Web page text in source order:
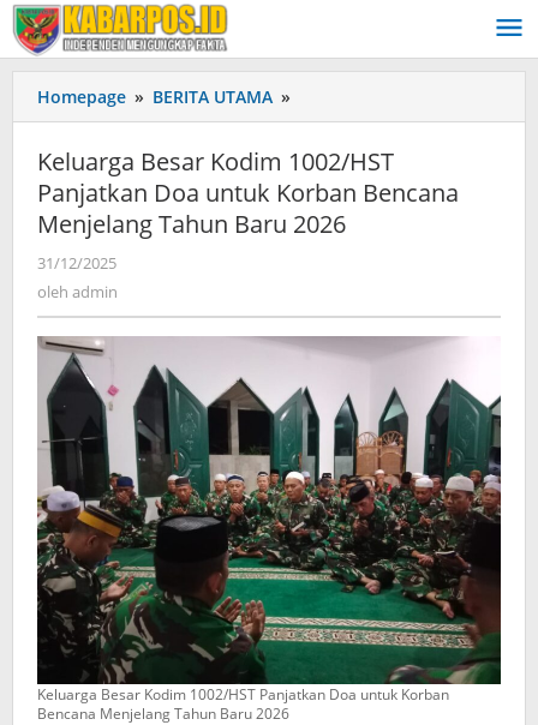
Lewati
ke
konten
Homepage » BERITA UTAMA »
Besar
1002/HST
Panjatkan
Doa
Menjelang
Tahun
2026
Keluarga Besar Kodim 1002/HST
Panjatkan Doa untuk Korban Bencana
Menjelang Tahun Baru 2026
31/12/2025
oleh admin
Keluarga Besar Kodim 1002/HST Panjatkan Doa untuk Korban
Bencana Menjelang Tahun Baru 2026